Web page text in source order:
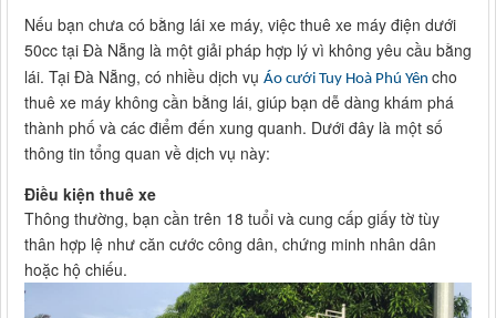
Nếu bạn chưa có bằng lái xe máy, việc thuê xe máy điện dưới
50cc tại Đà Nẵng là một giải pháp hợp lý vì không yêu cầu bằng
lái. Tại Đà Nẵng, có nhiều dịch vụ Áo cưới Tuy Hoà Phú Yên cho
thuê xe máy không cần bằng lái, giúp bạn dễ dàng khám phá
thành phố và các điểm đến xung quanh. Dưới đây là một số
thông tin tổng quan về dịch vụ này:
Điều kiện thuê xe
Thông thường, bạn cần trên 18 tuổi và cung cấp giấy tờ tùy
thân hợp lệ như căn cước công dân, chứng minh nhân dân
hoặc hộ chiếu.